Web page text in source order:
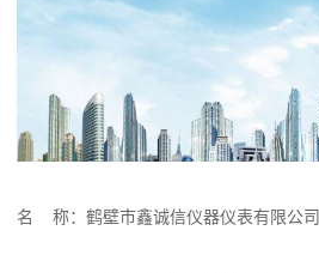
名 称：鹤壁市鑫诚信仪器仪表有限公司